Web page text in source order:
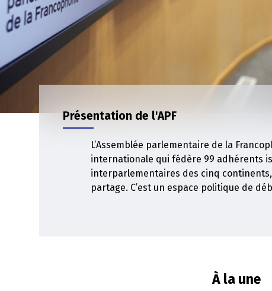
Présentation de l'APF
L’Assemblée parlementaire de la
internationale qui fédère 99 adhérents
interparlementaires des cinq
partage. C’est un espace politique de
À la une